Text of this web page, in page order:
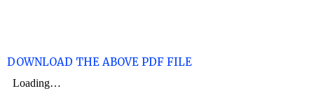
DOWNLOAD THE ABOVE PDF FILE